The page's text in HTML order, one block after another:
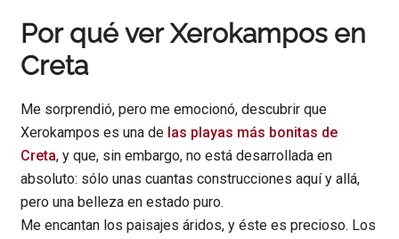
Por qué ver Xerokampos en
Creta
Me sorprendió, pero me emocionó, descubrir que
Xerokampos es una de las playas más bonitas de
Creta, y que, sin embargo, no está desarrollada en
absoluto: sólo unas cuantas construcciones aquí y allá,
pero una belleza en estado puro.
Me encantan los paisajes áridos, y éste es precioso. Los